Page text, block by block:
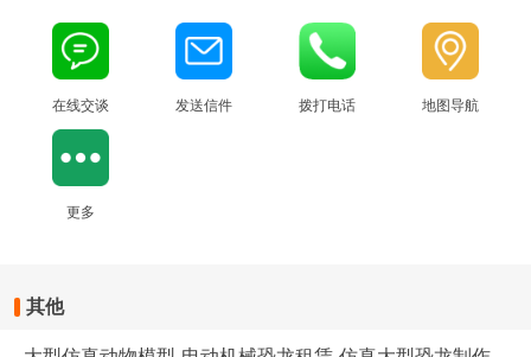
在线交谈 发送信件 拨打电话 地图导航
更多
其他